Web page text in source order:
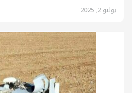
يوليو 2, 2025